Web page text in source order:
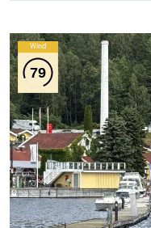
Wind
79